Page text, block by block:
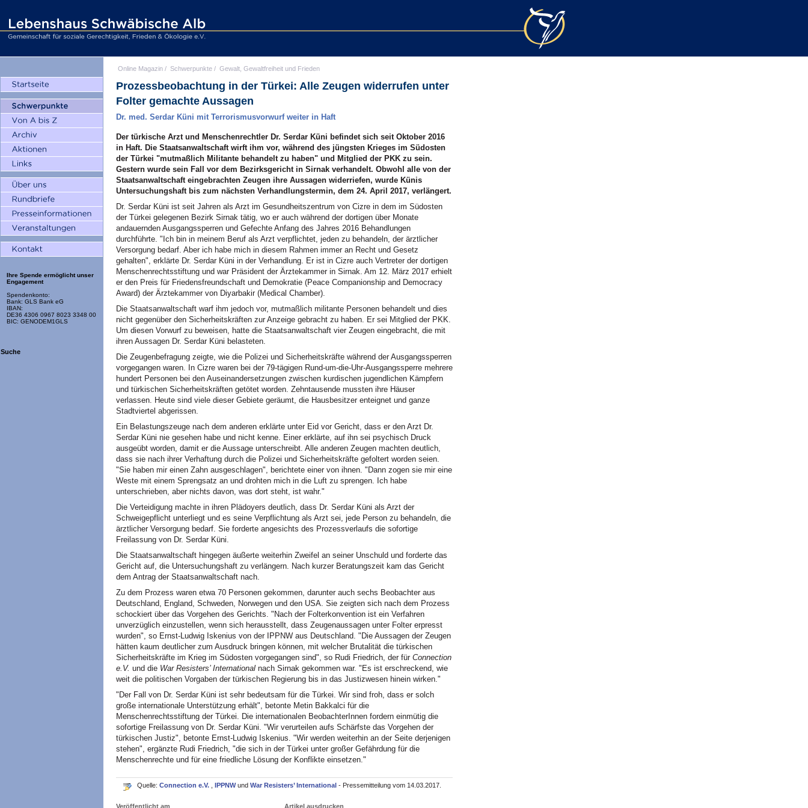
Ihre Spende ermöglicht unser
Engagement
Spendenkonto:
Bank: GLS Bank eG
IBAN:
DE36 4306 0967 8023 3348 00
BIC: GENODEM1GLS
Suche
Online Magazin / Schwerpunkte / Gewalt, Gewaltfreiheit und Frieden
Prozessbeobachtung in der Türkei: Alle Zeugen widerrufen unter
Folter gemachte Aussagen
Dr. med. Serdar Küni mit Terrorismusvorwurf weiter in Haft
Der türkische Arzt und Menschenrechtler Dr. Serdar Küni befindet sich seit Oktober 2016
in Haft. Die Staatsanwaltschaft wirft ihm vor, während des jüngsten Krieges im Südosten
der Türkei "mutmaßlich Militante behandelt zu haben" und Mitglied der PKK zu sein.
Gestern wurde sein Fall vor dem Bezirksgericht in Sirnak verhandelt. Obwohl alle von der
Staatsanwaltschaft eingebrachten Zeugen ihre Aussagen widerriefen, wurde Künis
Untersuchungshaft bis zum nächsten Verhandlungstermin, dem 24. April 2017, verlängert.
Dr. Serdar Küni ist seit Jahren als Arzt im Gesundheitszentrum von Cizre in dem im Südosten
der Türkei gelegenen Bezirk Sirnak tätig, wo er auch während der dortigen über Monate
andauernden Ausgangssperren und Gefechte Anfang des Jahres 2016 Behandlungen
durchführte. "Ich bin in meinem Beruf als Arzt verpflichtet, jeden zu behandeln, der ärztlicher
Versorgung bedarf. Aber ich habe mich in diesem Rahmen immer an Recht und Gesetz
gehalten", erklärte Dr. Serdar Küni in der Verhandlung. Er ist in Cizre auch Vertreter der dortigen
Menschenrechtsstiftung und war Präsident der Ärztekammer in Sirnak. Am 12. März 2017 erhielt
er den Preis für Friedensfreundschaft und Demokratie (Peace Companionship and Democracy
Award) der Ärztekammer von Diyarbakir (Medical Chamber).
Die Staatsanwaltschaft warf ihm jedoch vor, mutmaßlich militante Personen behandelt und dies
nicht gegenüber den Sicherheitskräften zur Anzeige gebracht zu haben. Er sei Mitglied der PKK.
Um diesen Vorwurf zu beweisen, hatte die Staatsanwaltschaft vier Zeugen eingebracht, die mit
ihren Aussagen Dr. Serdar Küni belasteten.
Die Zeugenbefragung zeigte, wie die Polizei und Sicherheitskräfte während der Ausgangssperren
vorgegangen waren. In Cizre waren bei der 79-tägigen Rund-um-die-Uhr-Ausgangssperre mehrere
hundert Personen bei den Auseinandersetzungen zwischen kurdischen jugendlichen Kämpfern
und türkischen Sicherheitskräften getötet worden. Zehntausende mussten ihre Häuser
verlassen. Heute sind viele dieser Gebiete geräumt, die Hausbesitzer enteignet und ganze
Stadtviertel abgerissen.
Ein Belastungszeuge nach dem anderen erklärte unter Eid vor Gericht, dass er den Arzt Dr.
Serdar Küni nie gesehen habe und nicht kenne. Einer erklärte, auf ihn sei psychisch Druck
ausgeübt worden, damit er die Aussage unterschreibt. Alle anderen Zeugen machten deutlich,
dass sie nach ihrer Verhaftung durch die Polizei und Sicherheitskräfte gefoltert worden seien.
"Sie haben mir einen Zahn ausgeschlagen", berichtete einer von ihnen. "Dann zogen sie mir eine
Weste mit einem Sprengsatz an und drohten mich in die Luft zu sprengen. Ich habe
unterschrieben, aber nichts davon, was dort steht, ist wahr."
Die Verteidigung machte in ihren Plädoyers deutlich, dass Dr. Serdar Küni als Arzt der
Schweigepflicht unterliegt und es seine Verpflichtung als Arzt sei, jede Person zu behandeln, die
ärztlicher Versorgung bedarf. Sie forderte angesichts des Prozessverlaufs die sofortige
Freilassung von Dr. Serdar Küni.
Die Staatsanwaltschaft hingegen äußerte weiterhin Zweifel an seiner Unschuld und forderte das
Gericht auf, die Untersuchungshaft zu verlängern. Nach kurzer Beratungszeit kam das Gericht
dem Antrag der Staatsanwaltschaft nach.
Zu dem Prozess waren etwa 70 Personen gekommen, darunter auch sechs Beobachter aus
Deutschland, England, Schweden, Norwegen und den USA. Sie zeigten sich nach dem Prozess
schockiert über das Vorgehen des Gerichts. "Nach der Folterkonvention ist ein Verfahren
unverzüglich einzustellen, wenn sich herausstellt, dass Zeugenaussagen unter Folter erpresst
wurden", so Ernst-Ludwig Iskenius von der IPPNW aus Deutschland. "Die Aussagen der Zeugen
hätten kaum deutlicher zum Ausdruck bringen können, mit welcher Brutalität die türkischen
Sicherheitskräfte im Krieg im Südosten vorgegangen sind", so Rudi Friedrich, der für Connection
e.V. und die War Resisters’ International nach Sirnak gekommen war. "Es ist erschreckend, wie
weit die politischen Vorgaben der türkischen Regierung bis in das Justizwesen hinein wirken."
"Der Fall von Dr. Serdar Küni ist sehr bedeutsam für die Türkei. Wir sind froh, dass er solch
große internationale Unterstützung erhält", betonte Metin Bakkalci für die
Menschenrechtsstiftung der Türkei. Die internationalen BeobachterInnen fordern einmütig die
sofortige Freilassung von Dr. Serdar Küni. "Wir verurteilen aufs Schärfste das Vorgehen der
türkischen Justiz", betonte Ernst-Ludwig Iskenius. "Wir werden weiterhin an der Seite derjenigen
stehen", ergänzte Rudi Friedrich, "die sich in der Türkei unter großer Gefährdung für die
Menschenrechte und für eine friedliche Lösung der Konflikte einsetzen."
Quelle: Connection e.V. IPPNWund War Resisters’ International - Pressemitteilung vom 14.03.2017.
Veröffentlicht am Artikel ausdrucken